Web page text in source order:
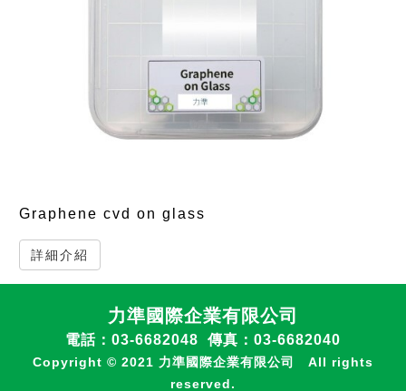
Graphene cvd on glass
詳細介紹
力準國際企業有限公司
電話：03-6682048 傳真：03-6682040
Copyright © 2021 力準國際企業有限公司 All rights
reserved.